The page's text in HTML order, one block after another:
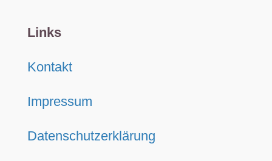
Links
Kontakt
Impressum
Datenschutzerklärung